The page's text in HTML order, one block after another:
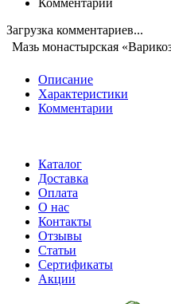
Комментарии
Загрузка комментариев...
Мазь монастырская
Описание
Характеристики
Комментарии
Каталог
Доставка
Оплата
О нас
Контакты
Отзывы
Статьи
Сертификаты
Акции